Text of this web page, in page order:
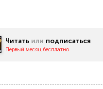
Читать или подписаться
Первый месяц бесплатно